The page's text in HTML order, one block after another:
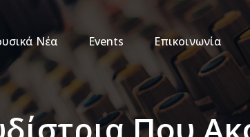
Νέα Events Επικοινωνία